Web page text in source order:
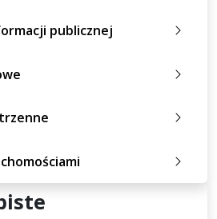
publicznej